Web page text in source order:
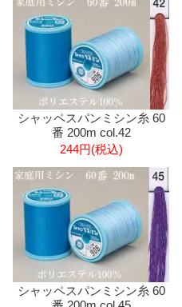
シャッペスパンミシン糸 60
番 200m col.42
244円(税込)
シャッペスパンミシン糸 60